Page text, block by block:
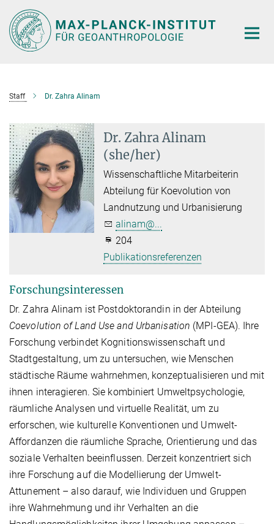
Hauptinhalt
Staff Dr. Zahra Alinam
Dr. Zahra Alinam
(she/her)
Wissenschaftliche Mitarbeiterin
Abteilung für Koevolution von
Landnutzung und Urbanisierung
alinam@...
204
Publikationsreferenzen
Forschungsinteressen
Dr. Zahra Alinam ist Postdoktorandin in der Abteilung
Coevolution of Land Use and Urbanisation (MPI-GEA). Ihre
Forschung verbindet Kognitionswissenschaft und
Stadtgestaltung, um zu untersuchen, wie Menschen
städtische Räume wahrnehmen, konzeptualisieren und mit
ihnen interagieren. Sie kombiniert Umweltpsychologie,
räumliche Analysen undvirtuelle Realität, um zu
erforschen, wie kulturelle Konventionen und Umwelt-
Affordanzen die räumliche Sprache, Orientierung und das
soziale Verhalten beeinflussen. Derzeit konzentriert sich
ihre Forschung auf die Modellierung der Umwelt-
Attunement – also darauf, wie Individuen und Gruppen
ihre Wahrnehmung und ihr Verhalten an die